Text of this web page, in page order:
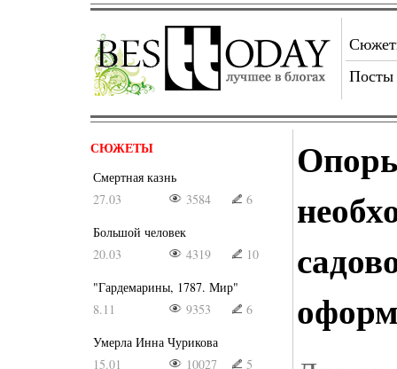
Посты
СЮЖЕТЫ
Смертная казнь
27.03
3584
6
Большой человек
20.03
4319
10
"Гардемарины, 1787. Мир"
8.11
9353
6
Умерла Инна Чурикова
15.01
10027
5